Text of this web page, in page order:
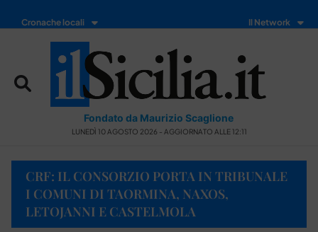
Cronache locali Il Network
Fondato da Maurizio Scaglione
LUNEDÌ 10 AGOSTO 2026 - AGGIORNATO ALLE 12:11
CRF: IL CONSORZIO PORTA IN TRIBUNALE
I COMUNI DI TAORMINA, NAXOS,
LETOJANNI E CASTELMOLA